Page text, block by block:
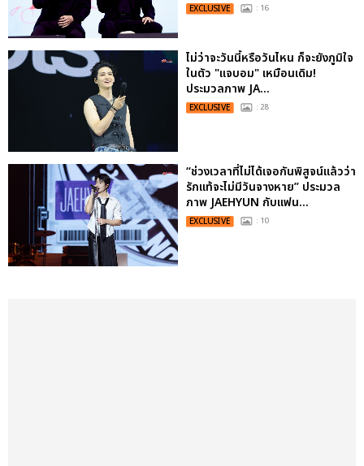
EXCLUSIVE : 16
ไม่ว่าจะวันนี้หรือวันไหน ก็จะยังภูมิใจ
ในตัว "แจบอม" เหมือนเดิม!
ประมวลภาพ JA...
EXCLUSIVE : 28
“ช่วงเวลาที่ไม่ได้เจอกันพิสูจน์แล้วว่า
รักแท้จะไม่มีวันจางหาย” ประมวล
ภาพ JAEHYUN กับแฟน...
EXCLUSIVE : 10